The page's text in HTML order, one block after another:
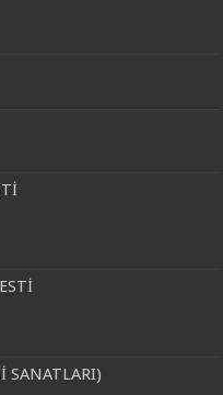
SANATLARI)